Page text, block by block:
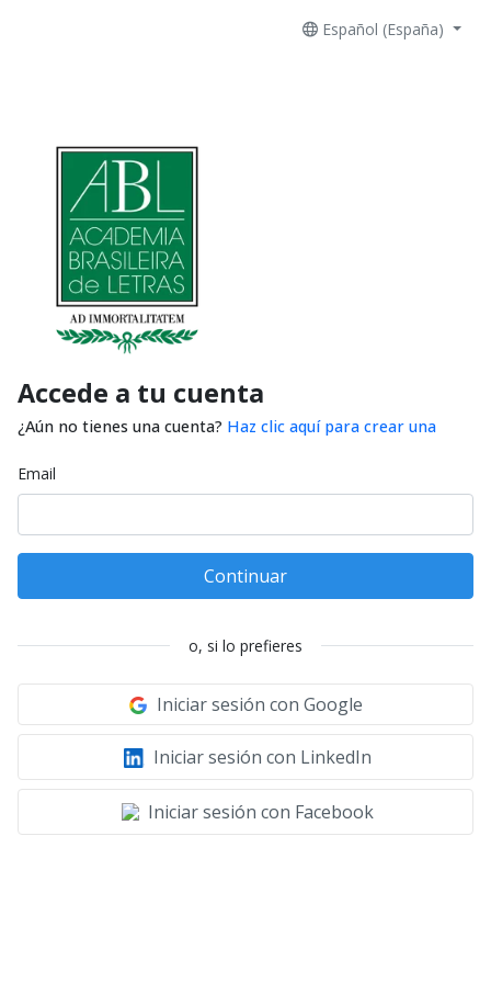
Español (España)
Accede a tu cuenta
¿Aún no tienes una cuenta? Haz clic aquí para crear una
Email
Continuar
o, si lo prefieres
Iniciar sesión con Google
Iniciar sesión con LinkedIn
Iniciar sesión con Facebook